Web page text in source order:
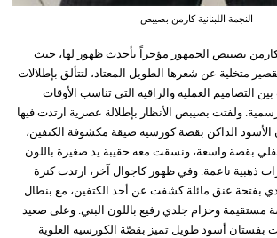
النجمة اللبنانية كارمن بصيبص
كارمن بصيبص الجمهور مؤخراً بأحدث ظهور لها، حيث
متخلية عن شعرها الطويل المعتاد، لتتألق بإطلالات
التصاميم العملية والراقية التي تناسب الأوقات
ولفتت بصيبص الأنظار بإطلالة عصرية ارتدت فيها
الداكن بقصة كورسيه ضيقة مكشوفة الكتفين،
بقصة واسعة، ونسقت معه حقيبة يد صغيرة باللون
ذهبية ناعمة. وفي ظهور كاجوال آخر، ارتدت كنزة
بفتحة عنق مائلة كشفت عن أحد الكتفين، مع بنطال
مستقيمة وحزام جلدي رفيع باللون البني. وعلى صعيد
بفستان أسود طويل تميز بقصّة الكورسيه العلوية